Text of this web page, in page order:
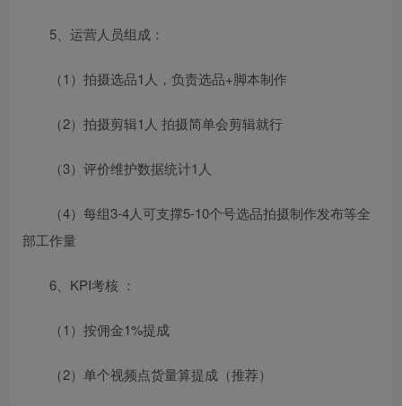
5、运营人员组成：
（1）拍摄选品1人，负责选品+脚本制作
（2）拍摄剪辑1人 拍摄简单会剪辑就行
（3）评价维护数据统计1人
（4）每组3-4人可支撑5-10个号选品拍摄制作发布等全
部工作量
6、KPI考核 ：
（1）按佣金1%提成
（2）单个视频点货量算提成（推荐）